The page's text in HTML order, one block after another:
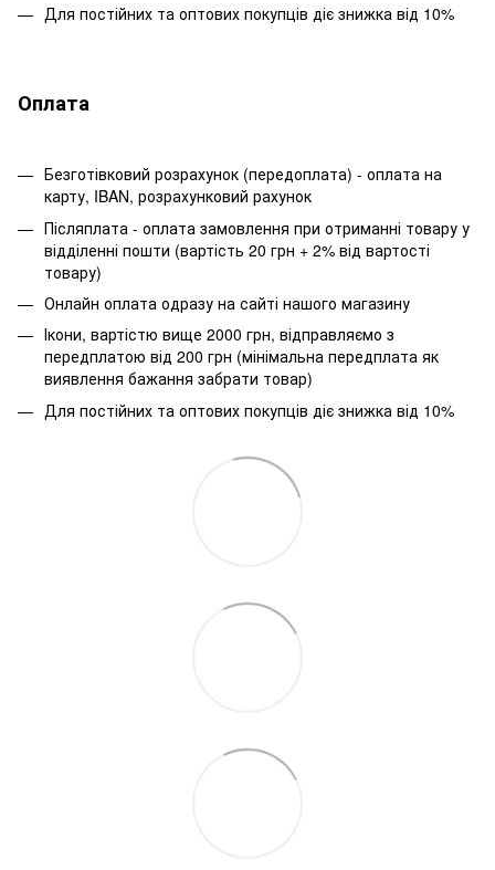
Для постійних та оптових покупців діє знижка від 10%
Оплата
Безготівковий розрахунок (передоплата) - оплата на
карту, IBAN, розрахунковий рахунок
Післяплата - оплата замовлення при отриманні товару у
відділенні пошти (вартість 20 грн + 2% від вартості
товару)
Онлайн оплата одразу на сайті нашого магазину
Ікони, вартістю вище 2000 грн, відправляємо з
передплатою від 200 грн (мінімальна передплата як
виявлення бажання забрати товар)
Для постійних та оптових покупців діє знижка від 10%